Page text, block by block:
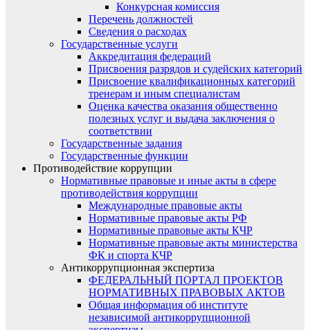
Конкурсная комиссия
Перечень должностей
Сведения о расходах
Государственные услуги
Аккредитация федераций
Присвоения разрядов и судейских категорий
Присвоение квалификационных категорий
тренерам и иным специалистам
Оценка качества оказания общественно
полезных услуг и выдача заключения о
соответствии
Государственные задания
Государственные функции
Противодействие коррупции
Нормативные правовые и иные акты в сфере
противодействия коррупции
Международные правовые акты
Нормативные правовые акты РФ
Нормативные правовые акты КЧР
Нормативные правовые акты министерства
ФК и спорта КЧР
Антикоррупционная экспертиза
ФЕДЕРАЛЬНЫЙ ПОРТАЛ ПРОЕКТОВ
НОРМАТИВНЫХ ПРАВОВЫХ АКТОВ
Общая информация об институте
независимой антикоррупционной